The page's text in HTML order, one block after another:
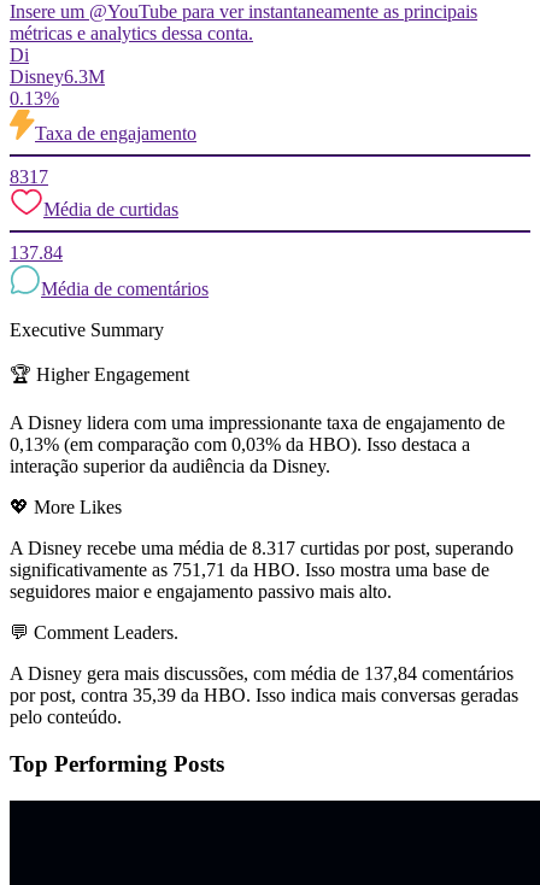
Insere um @YouTube para ver instantaneamente as principais
métricas e analytics dessa conta.
Di
Disney6.3M
0.13%
Taxa de engajamento
8317
Média de curtidas
137.84
Média de comentários
Executive Summary
🏆 Higher Engagement
A Disney lidera com uma impressionante taxa de engajamento de
0,13% (em comparação com 0,03% da HBO). Isso destaca a
interação superior da audiência da Disney.
💖 More Likes
A Disney recebe uma média de 8.317 curtidas por post, superando
significativamente as 751,71 da HBO. Isso mostra uma base de
seguidores maior e engajamento passivo mais alto.
💬 Comment Leaders.
A Disney gera mais discussões, com média de 137,84 comentários
por post, contra 35,39 da HBO. Isso indica mais conversas geradas
pelo conteúdo.
Top Performing Posts